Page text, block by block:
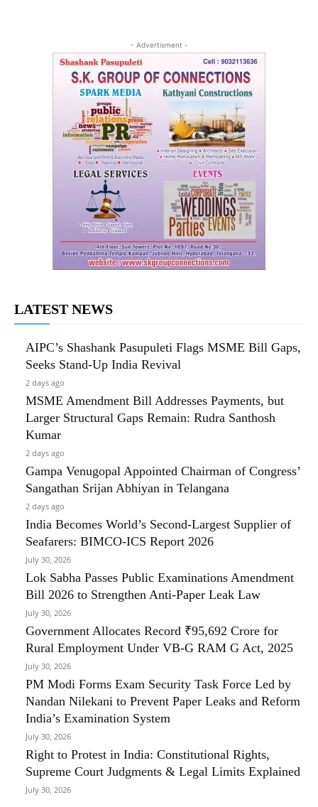
- Advertisment -
LATEST NEWS
AIPC’s Shashank Pasupuleti Flags MSME Bill Gaps,
Seeks Stand-Up India Revival
2 days ago
MSME Amendment Bill Addresses Payments, but
Larger Structural Gaps Remain: Rudra Santhosh
Kumar
2 days ago
Gampa Venugopal Appointed Chairman of Congress’
Sangathan Srijan Abhiyan in Telangana
2 days ago
India Becomes World’s Second-Largest Supplier of
Seafarers: BIMCO-ICS Report 2026
July 30, 2026
Lok Sabha Passes Public Examinations Amendment
Bill 2026 to Strengthen Anti-Paper Leak Law
July 30, 2026
Government Allocates Record ₹95,692 Crore for
Rural Employment Under VB-G RAM G Act, 2025
July 30, 2026
PM Modi Forms Exam Security Task Force Led by
Nandan Nilekani to Prevent Paper Leaks and Reform
India’s Examination System
July 30, 2026
Right to Protest in India: Constitutional Rights,
Supreme Court Judgments & Legal Limits Explained
July 30, 2026